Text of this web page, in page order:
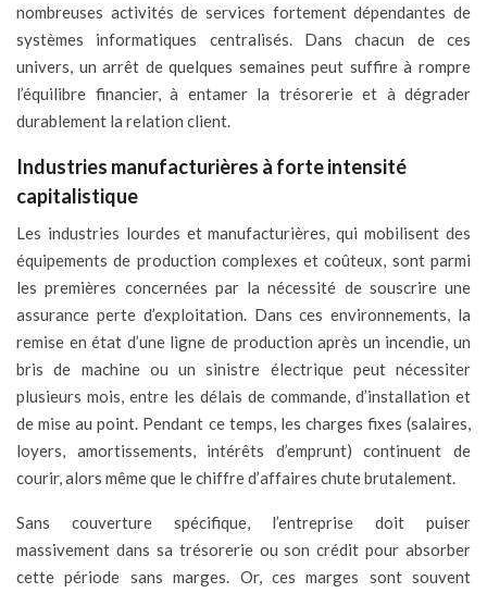
nombreuses activités de services fortement dépendantes de
systèmes informatiques centralisés. Dans chacun de ces
univers, un arrêt de quelques semaines peut suffire à rompre
l’équilibre financier, à entamer la trésorerie et à dégrader
durablement la relation client.
Industries manufacturières à forte intensité
capitalistique
Les industries lourdes et manufacturières, qui mobilisent des
équipements de production complexes et coûteux, sont parmi
les premières concernées par la nécessité de souscrire une
assurance perte d’exploitation. Dans ces environnements, la
remise en état d’une ligne de production après un incendie, un
bris de machine ou un sinistre électrique peut nécessiter
plusieurs mois, entre les délais de commande, d’installation et
de mise au point. Pendant ce temps, les charges fixes (salaires,
loyers, amortissements, intérêts d’emprunt) continuent de
courir, alors même que le chiffre d’affaires chute brutalement.
Sans couverture spécifique, l’entreprise doit puiser
massivement dans sa trésorerie ou son crédit pour absorber
cette période sans marges. Or, ces marges sont souvent